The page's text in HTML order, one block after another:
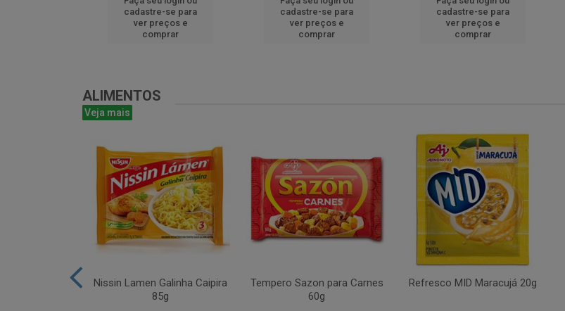
cadastre-se para
ver preços e
comprar
cadastre-se para
ver preços e
comprar
cadastre-se para
ver preços e
comprar
ALIMENTOS
Veja mais
Nissin Lamen Galinha Caipira
85g
Tempero Sazon para Carnes
60g
Refresco MID Maracujá 20g